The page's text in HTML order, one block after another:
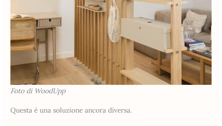
Foto di WoodUpp
Questa è una soluzione ancora diversa.